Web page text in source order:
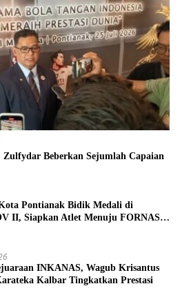
Beberkan Sejumlah Capaian
Pontianak Bidik Medali di
II, Siapkan Atlet Menuju FORNAS
INKANAS, Wagub Krisantus
Kalbar Tingkatkan Prestasi